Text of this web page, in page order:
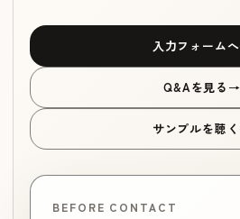
入力フォームへ
Q&Aを見る
サンプルを聴く
BEFORE CONTACT